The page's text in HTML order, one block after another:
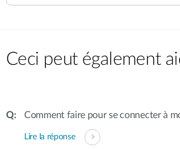
Ceci peut également
Comment faire pour se connecter à
Lire la réponse